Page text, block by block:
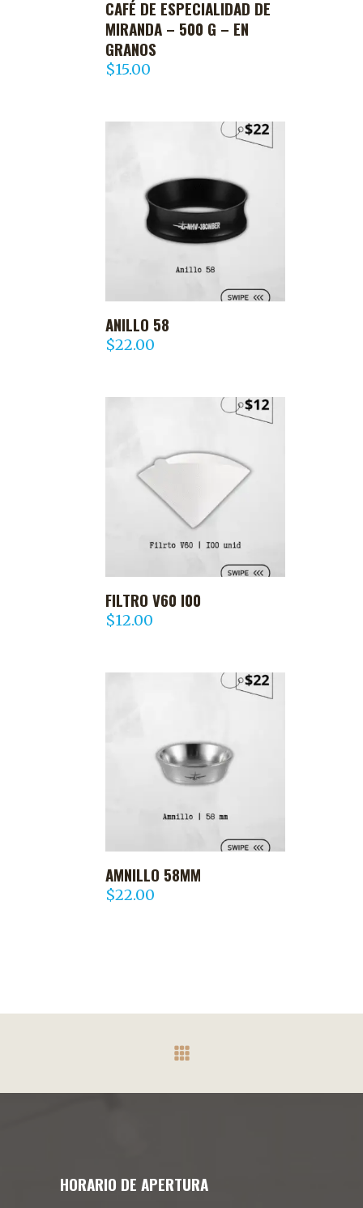
AGREGAR AL CARRITO
CAFÉ DE ESPECIALIDAD DE
MIRANDA – 500 G – EN
GRANOS
$15.00
AGREGAR AL CARRITO
ANILLO 58
$22.00
AGREGAR AL CARRITO
FILTRO V60 I00
$12.00
AGREGAR AL CARRITO
AMNILLO 58MM
$22.00
HORARIO DE APERTURA